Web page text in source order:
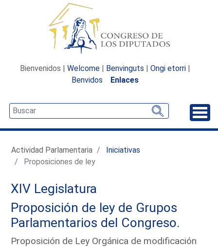
Bienvenidos | Welcome | Benvinguts | Ongi etorri |
Benvidos
Enlaces
Actividad Parlamentaria
Iniciativas
Proposiciones de ley
XIV Legislatura
Proposición de ley de Grupos
Parlamentarios del Congreso.
Proposición de Ley Orgánica de modificación